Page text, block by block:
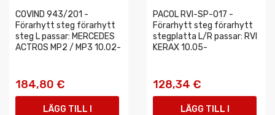
COVIND 943/201 -
Förarhytt steg förarhytt
steg L passar: MERCEDES
ACTROS MP2 / MP3 10.02-
184,80 €
LÄGG TILL I
PACOL RVI-SP-017 -
Förarhytt steg förarhytt
stegplatta L/R passar: RVI
KERAX 10.05-
128,34 €
LÄGG TILL I